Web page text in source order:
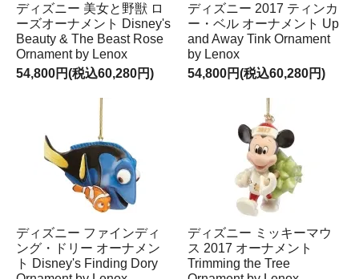
ディズニー 美女と野獣 ロ
ーズオーナメント Disney's
Beauty & The Beast Rose
Ornament by Lenox
54,800円(税込60,280円)
ディズニー 2017 ティンカ
ー・ベル オーナメント Up
and Away Tink Ornament
by Lenox
54,800円(税込60,280円)
ディズニー ファインディ
ング・ドリー オーナメン
ト Disney's Finding Dory
ディズニー ミッキーマウ
ス 2017 オーナメント
Trimming the Tree